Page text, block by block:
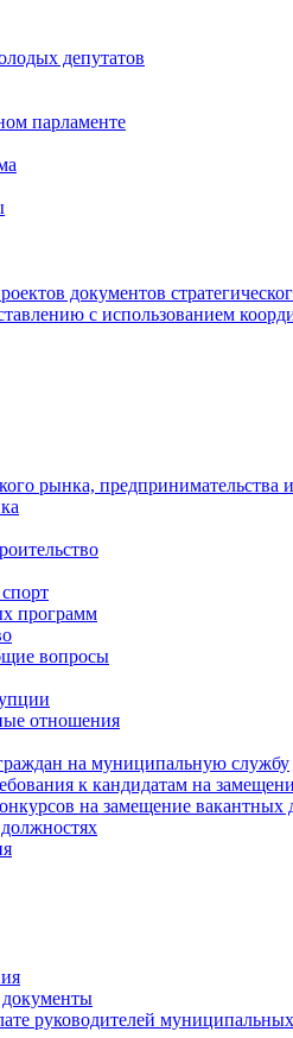
депутатов
парламенте
документов
с использованием
рынка, предпринимательства
программ
вопросы
отношения
на муниципальную службу
к кандидатам на
на замещение вакантных
руководителей